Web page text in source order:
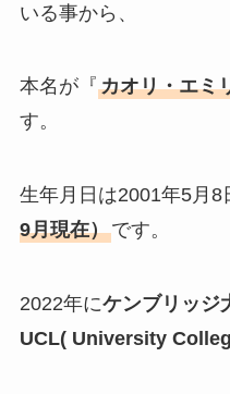
いる事から、
本名が『カオリ・エミ
す。
生年月日は2001年5月8
9月現在）です。
2022年にケンブリッジ
UCL( University